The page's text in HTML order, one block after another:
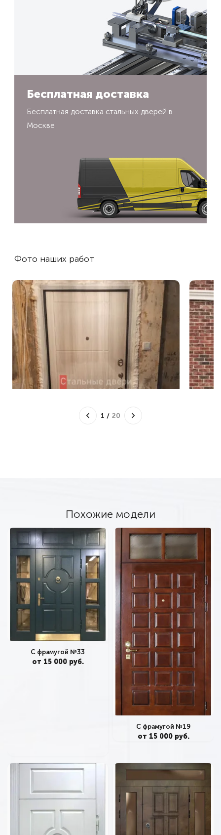
Бесплатная доставка
Бесплатная доставка стальных дверей в
Москве
Фото наших работ
1 / 20
Похожие модели
С фрамугой №33
от 15 000 руб.
С фрамугой №19
от 15 000 руб.